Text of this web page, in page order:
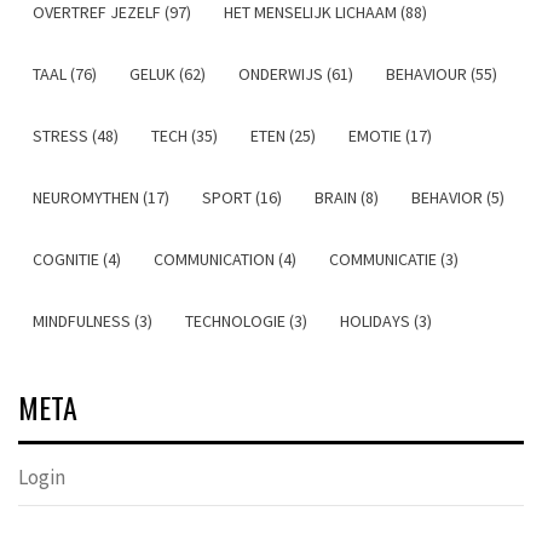
OVERTREF JEZELF (97) HET MENSELIJK LICHAAM (88)
TAAL (76) GELUK (62) ONDERWIJS (61) BEHAVIOUR (55)
STRESS (48) TECH (35) ETEN (25) EMOTIE (17)
NEUROMYTHEN (17) SPORT (16) BRAIN (8) BEHAVIOR (5)
COGNITIE (4) COMMUNICATION (4) COMMUNICATIE (3)
MINDFULNESS (3) TECHNOLOGIE (3) HOLIDAYS (3)
META
Login